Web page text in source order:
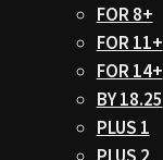
FOR 8+
FOR 11+
FOR 14+
BY 18.25
PLUS 1